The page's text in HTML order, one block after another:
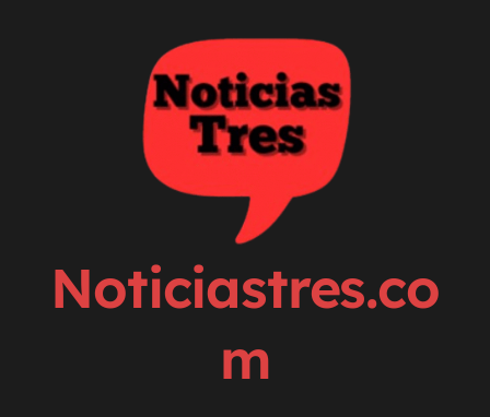
Noticiastres.co
m